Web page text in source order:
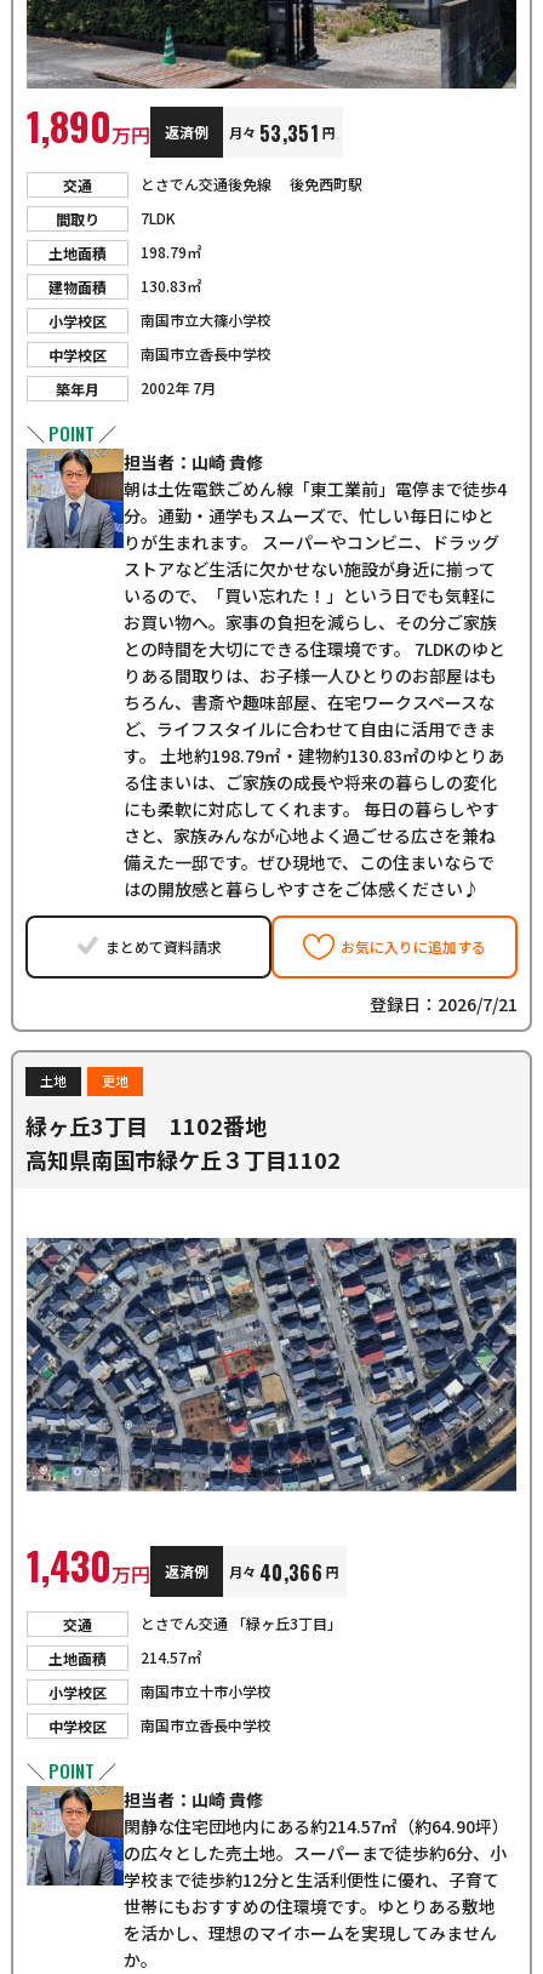
1,890万円 返済例 月々 53,351 円
交通
とさでん交通後免線 後免西町駅
間取り
7LDK
土地面積
198.79㎡
建物面積
130.83㎡
小学校区
南国市立大篠小学校
中学校区
南国市立香長中学校
築年月
2002年 7月
＼ POINT ／
担当者：山崎 貴修
朝は土佐電鉄ごめん線「東工業前」電停まで徒歩4
分。通勤・通学もスムーズで、忙しい毎日にゆと
りが生まれます。 スーパーやコンビニ、ドラッグ
ストアなど生活に欠かせない施設が身近に揃って
いるので、「買い忘れた！」という日でも気軽に
お買い物へ。家事の負担を減らし、その分ご家族
との時間を大切にできる住環境です。 7LDKのゆと
りある間取りは、お子様一人ひとりのお部屋はも
ちろん、書斎や趣味部屋、在宅ワークスペースな
ど、ライフスタイルに合わせて自由に活用できま
す。 土地約198.79㎡・建物約130.83㎡のゆとりあ
る住まいは、ご家族の成長や将来の暮らしの変化
にも柔軟に対応してくれます。 毎日の暮らしやす
さと、家族みんなが心地よく過ごせる広さを兼ね
備えた一邸です。ぜひ現地で、この住まいならで
はの開放感と暮らしやすさをご体感ください♪
まとめて資料請求 お気に入りに追加する
登録日：2026/7/21
土地 更地
緑ヶ丘3丁目 1102番地
高知県南国市緑ケ丘３丁目1102
1,430万円 返済例 月々 40,366 円
交通
とさでん交通 「緑ヶ丘3丁目」
土地面積
214.57㎡
小学校区
南国市立十市小学校
中学校区
南国市立香長中学校
＼ POINT ／
担当者：山崎 貴修
閑静な住宅団地内にある約214.57㎡（約64.90坪）
の広々とした売土地。スーパーまで徒歩約6分、小
学校まで徒歩約12分と生活利便性に優れ、子育て
世帯にもおすすめの住環境です。ゆとりある敷地
を活かし、理想のマイホームを実現してみません
か。